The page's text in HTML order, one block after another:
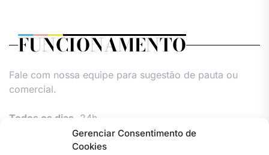
Gerenciar Consentimento de
Cookies
FUNCIONAMENTO
Fale com nossa equipe para sugestão de pauta ou
comercial.
Todos os dias, 24h.